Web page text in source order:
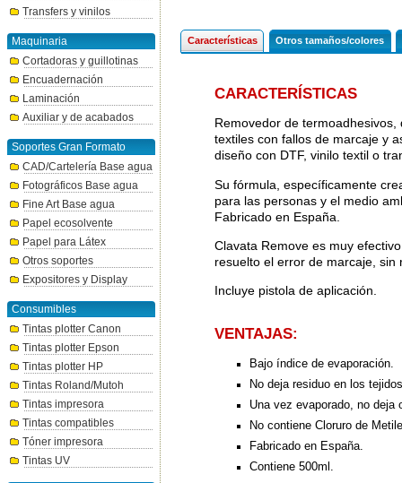
Transfers y vinilos
Maquinaria
Cortadoras y guillotinas
Encuadernación
Laminación
Auxiliar y de acabados
Soportes Gran Formato
CAD/Cartelería Base agua
Fotográficos Base agua
Fine Art Base agua
Papel ecosolvente
Papel para Látex
Otros soportes
Expositores y Display
Consumibles
Tintas plotter Canon
Tintas plotter Epson
Tintas plotter HP
Tintas Roland/Mutoh
Tintas impresora
Tintas compatibles
Tóner impresora
Tintas UV
Características Otros tamaños/colores
CARACTERÍSTICAS
Removedor de
textiles con fallos de marcaje y
diseño con DTF, vinilo textil o
Su fórmula, específicamente
para las personas y el medio
Fabricado en España.
Clavata Remove es muy
resuelto el error de marcaje, sin
Incluye pistola de aplicación.
VENTAJAS:
Bajo índice de evaporación.
No deja residuo en los
Una vez evaporado, no deja
No contiene Cloruro de
Fabricado en España.
Contiene 500ml.